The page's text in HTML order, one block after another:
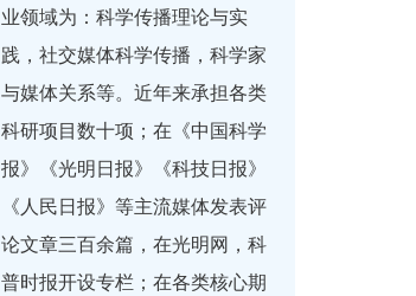
业领域为：科学传播理论与实
践，社交媒体科学传播，科学家
与媒体关系等。近年来承担各类
科研项目数十项；在《中国科学
报》《光明日报》《科技日报》
《人民日报》等主流媒体发表评
论文章三百余篇，在光明网，科
普时报开设专栏；在各类核心期